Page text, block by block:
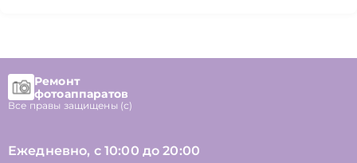
Ремонт
фотоаппаратов
Все правы защищены (с)
Ежедневно, с 10:00 до 20:00